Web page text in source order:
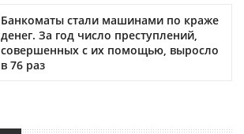
Банкоматы стали машинами по краже
денег. За год число преступлений,
совершенных с их помощью, выросло
в 76 раз